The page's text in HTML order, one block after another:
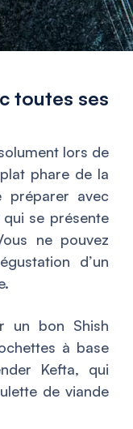
toutes ses
lors de
phare de la
préparer avec
se présente
ne pouvez
d’un
un bon Shish
à base
Kefta, qui
de viande